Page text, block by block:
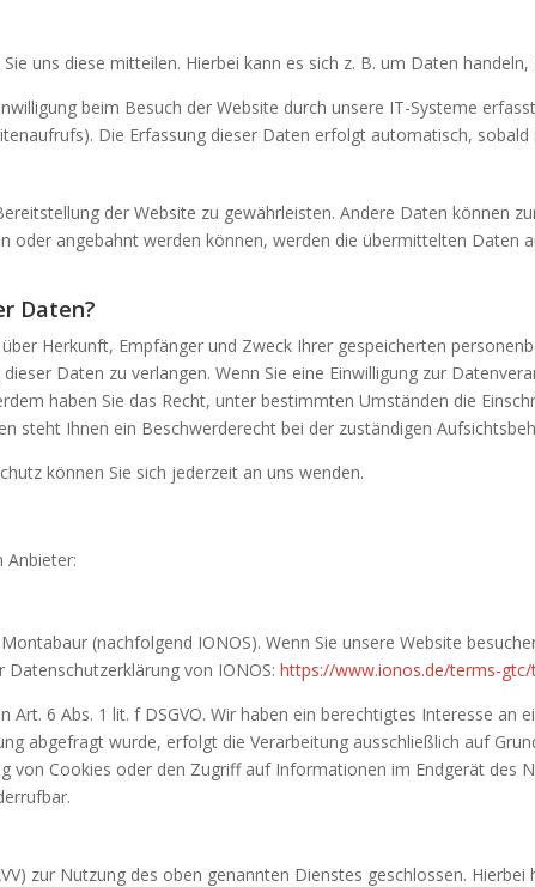
uns diese mitteilen. Hierbei kann es sich z. B. um Daten
beim Besuch der Website durch unsere IT-Systeme
Die Erfassung dieser Daten erfolgt automatisch, sobald
der Website zu gewährleisten. Andere Daten können
oder angebahnt werden können, werden die übermittelten Daten
Daten?
Herkunft, Empfänger und Zweck Ihrer gespeicherten
Daten zu verlangen. Wenn Sie eine Einwilligung zur
haben Sie das Recht, unter bestimmten Umständen die
steht Ihnen ein Beschwerderecht bei der zuständigen
können Sie sich jederzeit an uns wenden.
Anbieter:
(nachfolgend IONOS). Wenn Sie unsere Website
Datenschutzerklärung von IONOS:https://www.ionos.de/terms-
6 Abs. 1 lit. f DSGVO. Wir haben ein berechtigtes Interesse an
abgefragt wurde, erfolgt die Verarbeitung ausschließlich auf
von Cookies oder den Zugriff auf Informationen im Endgerät des
zur Nutzung des oben genannten Dienstes geschlossen. Hierbei